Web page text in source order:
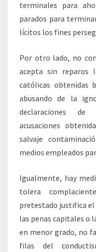
terminales para
parados para
lícitos los fines
Por otro lado, no
acepta sin reparos
católicas obtenidas
abusando de la
declaraciones de
acusaciones
salvaje
medios empleados
Igualmente, hay
tolera
pretestado justifica el
las penas capitales o
en menor grado, no
filas del